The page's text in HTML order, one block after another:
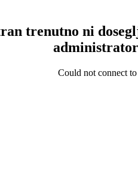
trenutno ni
Could not connect to